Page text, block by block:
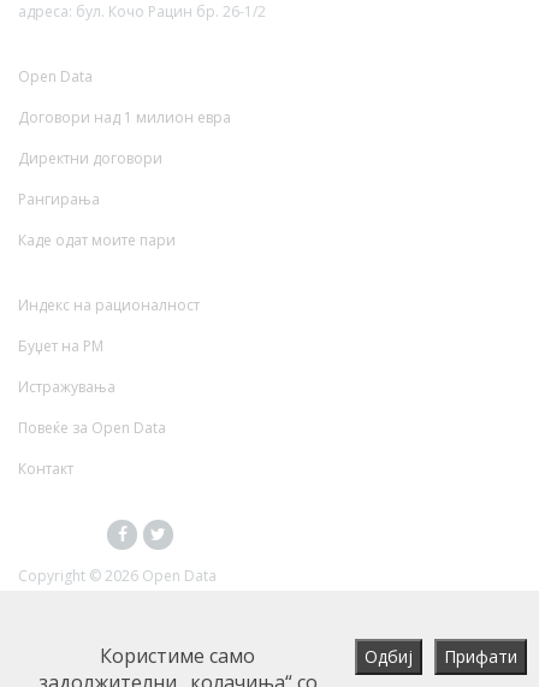
Користиме само
адреса: бул. Кочо Рацин бр. 26-1/2
Open Data
Договори над 1 милион евра
Директни договори
Рангирања
Каде одат моите пари
Индекс на рационалност
Буџет на РМ
Истражувања
Повеќе за Open Data
Контакт
Copyright ©2026 Open Data